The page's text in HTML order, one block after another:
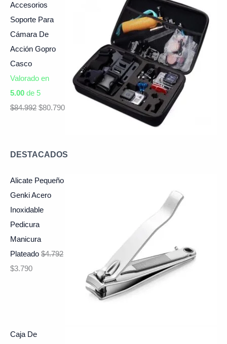
Accesorios
Soporte Para
Cámara De
Acción Gopro
Casco
Valorado en
5.00 de 5
$84.992 $80.790
DESTACADOS
Alicate Pequeño
Genki Acero
Inoxidable
Pedicura
Manicura
Plateado $4.792
$3.790
Caja De